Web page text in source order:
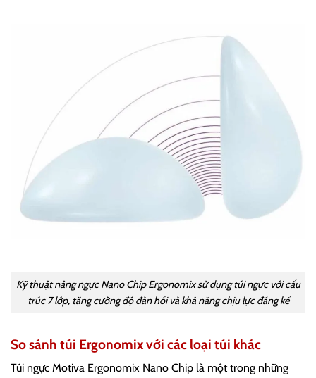
Kỹ thuật nâng ngực Nano Chip Ergonomix sử dụng túi ngực với cấu
trúc 7 lớp, tăng cường độ đàn hồi và khả năng chịu lực đáng kể
So sánh túi Ergonomix với các loại túi khác
Túi ngực Motiva Ergonomix Nano Chip là một trong những